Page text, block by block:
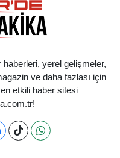
yerel gelişmeler,
ve daha fazlası için
etkili haber sitesi